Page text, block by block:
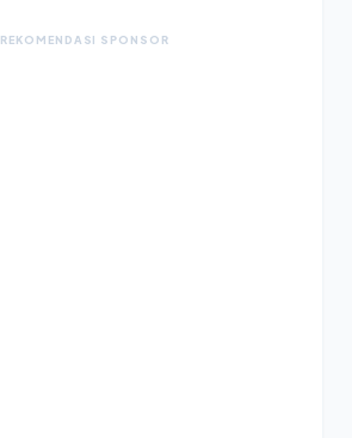
REKOMENDASI SPONSOR